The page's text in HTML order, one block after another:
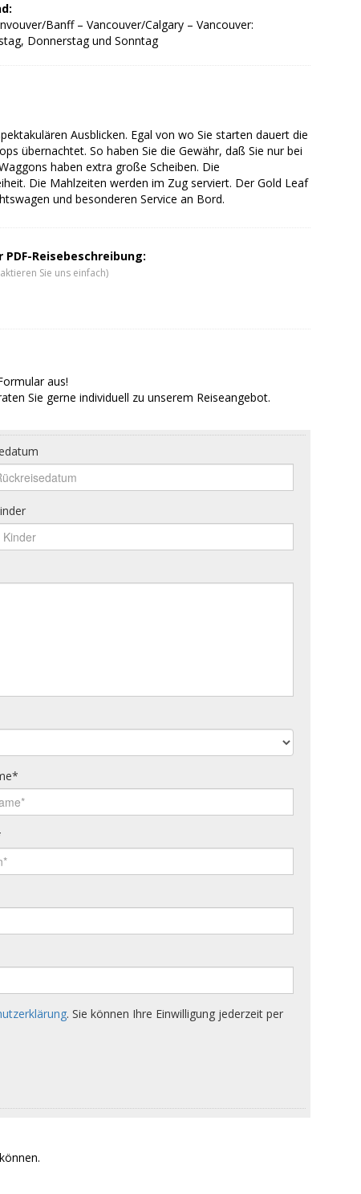
Banff – Vancouver/Calgary – Vancouver:
Donnerstag und Sonntag
Ausblicken. Egal von wo Sie starten dauert die
übernachtet. So haben Sie die Gewähr, daß Sie nur bei
haben extra große Scheiben. Die
Die Mahlzeiten werden im Zug serviert. Der Gold Leaf
und besonderen Service an Bord.
Reisebeschreibung:
Sie uns einfach)
aus!
Sie gerne individuell zu unserem Reiseangebot.